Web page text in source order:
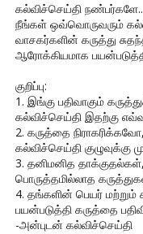
கல்விச்செய்தி நண்பர்களே..
நீங்கள் ஒவ்வொருவரும்
வாசகர்களின் கருத்து
ஆரோக்கியமாக
குறிப்பு:
1. இங்கு பதிவாகும்
கல்விச்செய்தி இதற்கு
2. கருத்தை
கல்விச்செய்தி குழுவுக்கு
3. தனிமனித
பொருத்தமில்லாத
4. தங்களின் பெயர் மற்றும்
பயன்படுத்தி கருத்தை
-அன்புடன் கல்விச்செய்தி